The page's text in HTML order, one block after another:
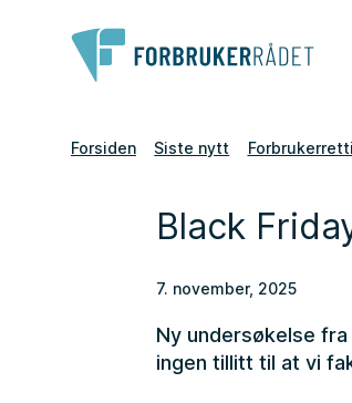
Forsiden Siste nytt
Black
7. november, 2025
Ny undersøkelse
ingen tillitt til at vi